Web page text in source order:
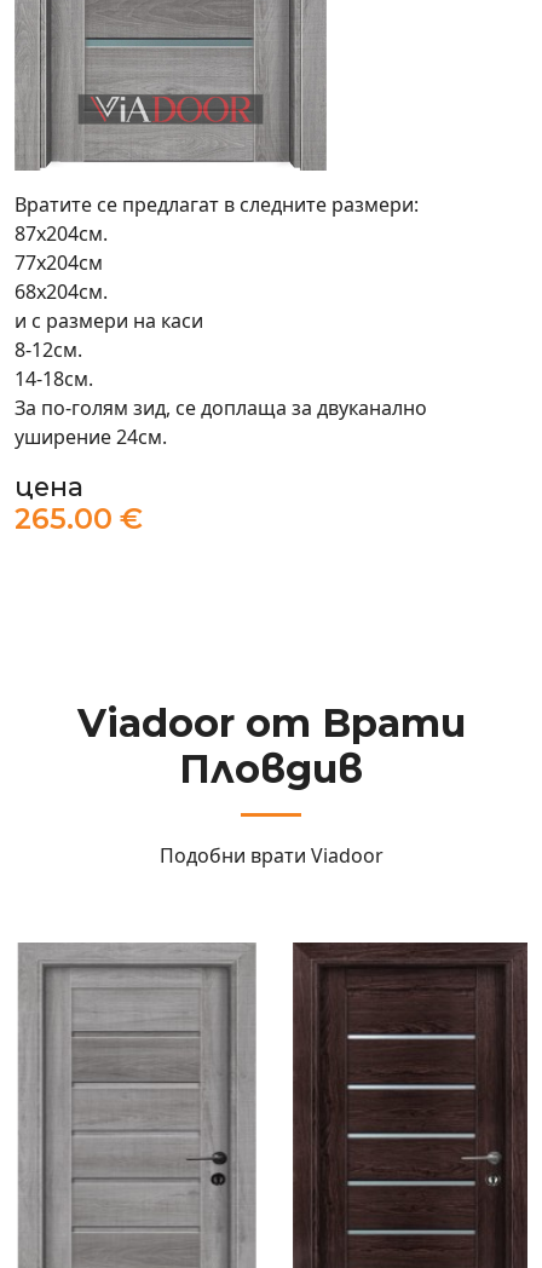
Вратите се предлагат в следните размери:
87х204см.
77х204см
68х204см.
и с размери на каси
8-12см.
14-18см.
За по-голям зид, се доплаща за двуканално
уширение 24см.
цена
265.00 €
Viadoor от Врати
Пловдив
Подобни врати Viadoor